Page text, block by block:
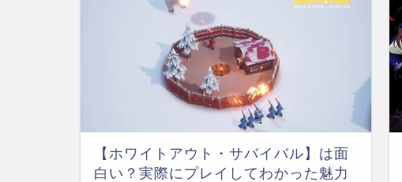
【ホワイトアウト・サバイバル】は面
白い？実際にプレイしてわかった魅力